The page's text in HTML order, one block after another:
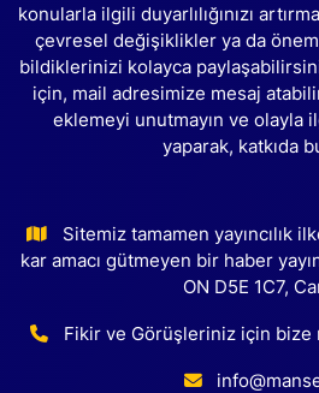
konularla ilgili duyarlılığınızı
çevresel değişiklikler ya da
bildiklerinizi kolayca
için, mail adresimize mesaj
eklemeyi unutmayın ve olayla
yaparak, katkıda
Sitemiz tamamen yayıncılık
kar amacı gütmeyen bir haber
ON D5E 1C7,
Fikir ve Görüşleriniz için bize